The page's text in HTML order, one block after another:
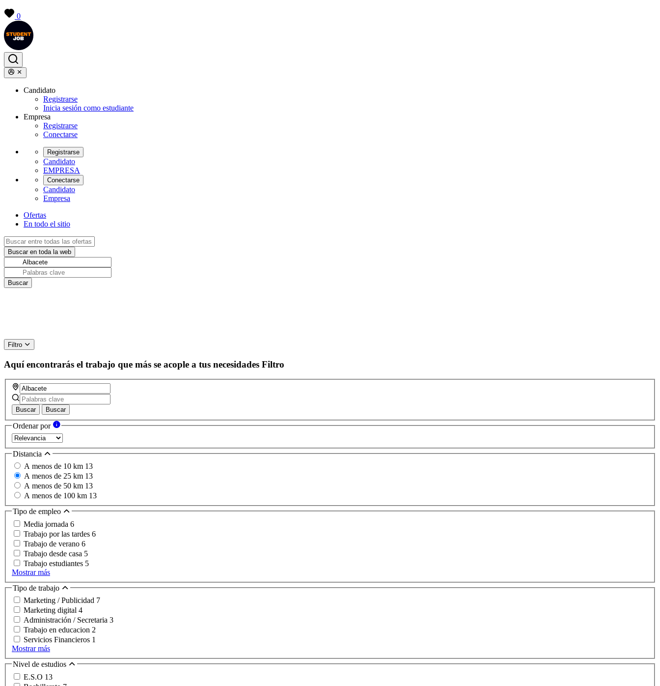
0
Candidato
Registrarse
Inicia sesión como estudiante
Empresa
Registrarse
Conectarse
Registrarse
Candidato
EMPRESA
Conectarse
Candidato
Empresa
Ofertas
En todo el sitio
Filtro
Aquí encontrarás el trabajo que más se acople a tus necesidades Filtro
Buscar Buscar
Ordenar por
Distancia
A menos de 10 km 13
A menos de 25 km 13
A menos de 50 km 13
A menos de 100 km 13
Tipo de empleo
Media jornada 6
Trabajo por las tardes 6
Trabajo de verano 6
Trabajo desde casa 5
Trabajo estudiantes 5
Mostrar más
Tipo de trabajo
Marketing / Publicidad 7
Marketing digital 4
Administración / Secretaria 3
Trabajo en educacion 2
Servicios Financieros 1
Mostrar más
Nivel de estudios
E.S.O 13